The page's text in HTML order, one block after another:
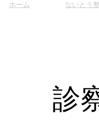
ホーム ないとう
診